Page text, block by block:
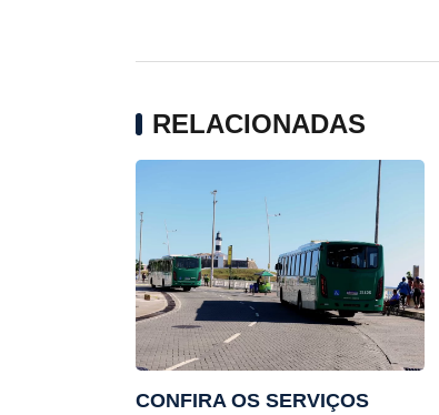
RELACIONADAS
CONFIRA OS SERVIÇOS